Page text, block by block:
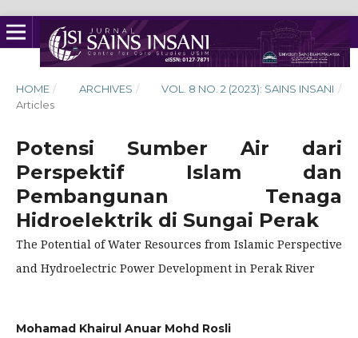
HOME / ARCHIVES / VOL. 8 NO. 2 (2023): SAINS INSANI /
Articles
Potensi Sumber Air dari
Perspektif Islam dan
Pembangunan Tenaga
Hidroelektrik di Sungai Perak
The Potential of Water Resources from Islamic Perspective
and Hydroelectric Power Development in Perak River
Mohamad Khairul Anuar Mohd Rosli